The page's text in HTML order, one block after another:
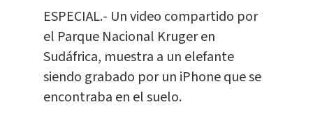
ESPECIAL.- Un video compartido por
el Parque Nacional Kruger en
Sudáfrica, muestra a un elefante
siendo grabado por un iPhone que se
encontraba en el suelo.